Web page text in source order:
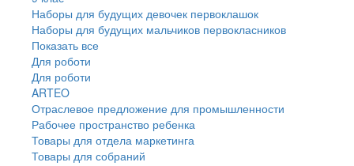
Наборы для будущих девочек первоклашок
Наборы для будущих мальчиков первокласников
Показать все
Для роботи
Для роботи
ARTEO
Отраслевое предложение для промышленности
Рабочее пространство ребенка
Товары для отдела маркетинга
Товары для собраний